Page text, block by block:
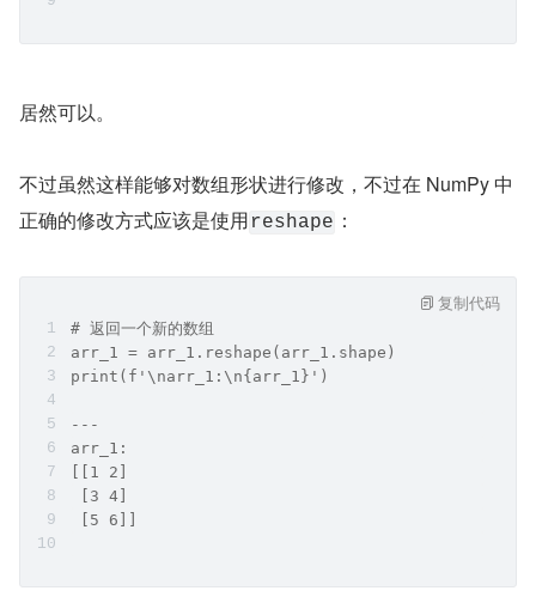
居然可以。
不过虽然这样能够对数组形状进行修改，不过在 NumPy 中
正确的修改方式应该是使用 reshape ：
# 返回一个新的数组
arr_1 = arr_1.reshape(arr_1.shape)
print(f'\narr_1:\n{arr_1}')
---
arr_1:
[[1 2]
[3 4]
[5 6]]
复制代码